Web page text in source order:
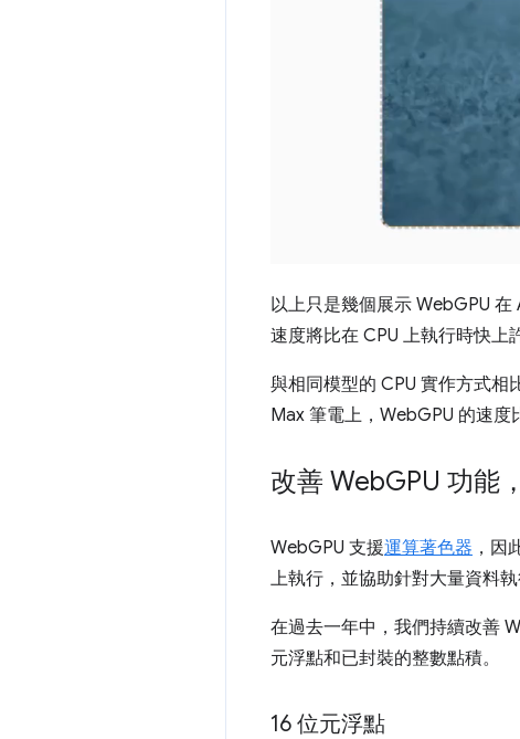
以上只是幾個展示 WebGPU
速度將比在 CPU 上執行時快上
與相同模型的 CPU 實作方式相
Max 筆電上，WebGPU 的速
改善 WebGPU 功能
WebGPU 支援運算著色器 ，因
上執行，並協助針對大量資料執
在過去一年中，我們持續改善
元浮點和已封裝的整數點積。
16 位元浮點